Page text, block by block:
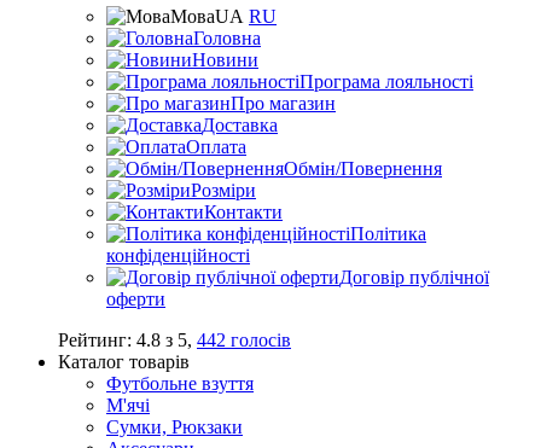
МоваUA RU
Головна
Новини
Програма лояльності
Про магазин
Доставка
Оплата
Обмін/Повернення
Розміри
Контакти
Політика
конфіденційності
Договір публічної
оферти
Рейтинг: 4.8 з 5, 442 голосів
Каталог товарів
Футбольне взуття
М'ячі
Сумки, Рюкзаки